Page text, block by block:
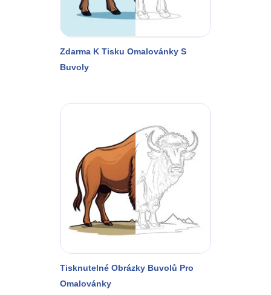
Zdarma K Tisku Omalovánky S
Buvoly
Tisknutelné Obrázky Buvolů Pro
Omalovánky